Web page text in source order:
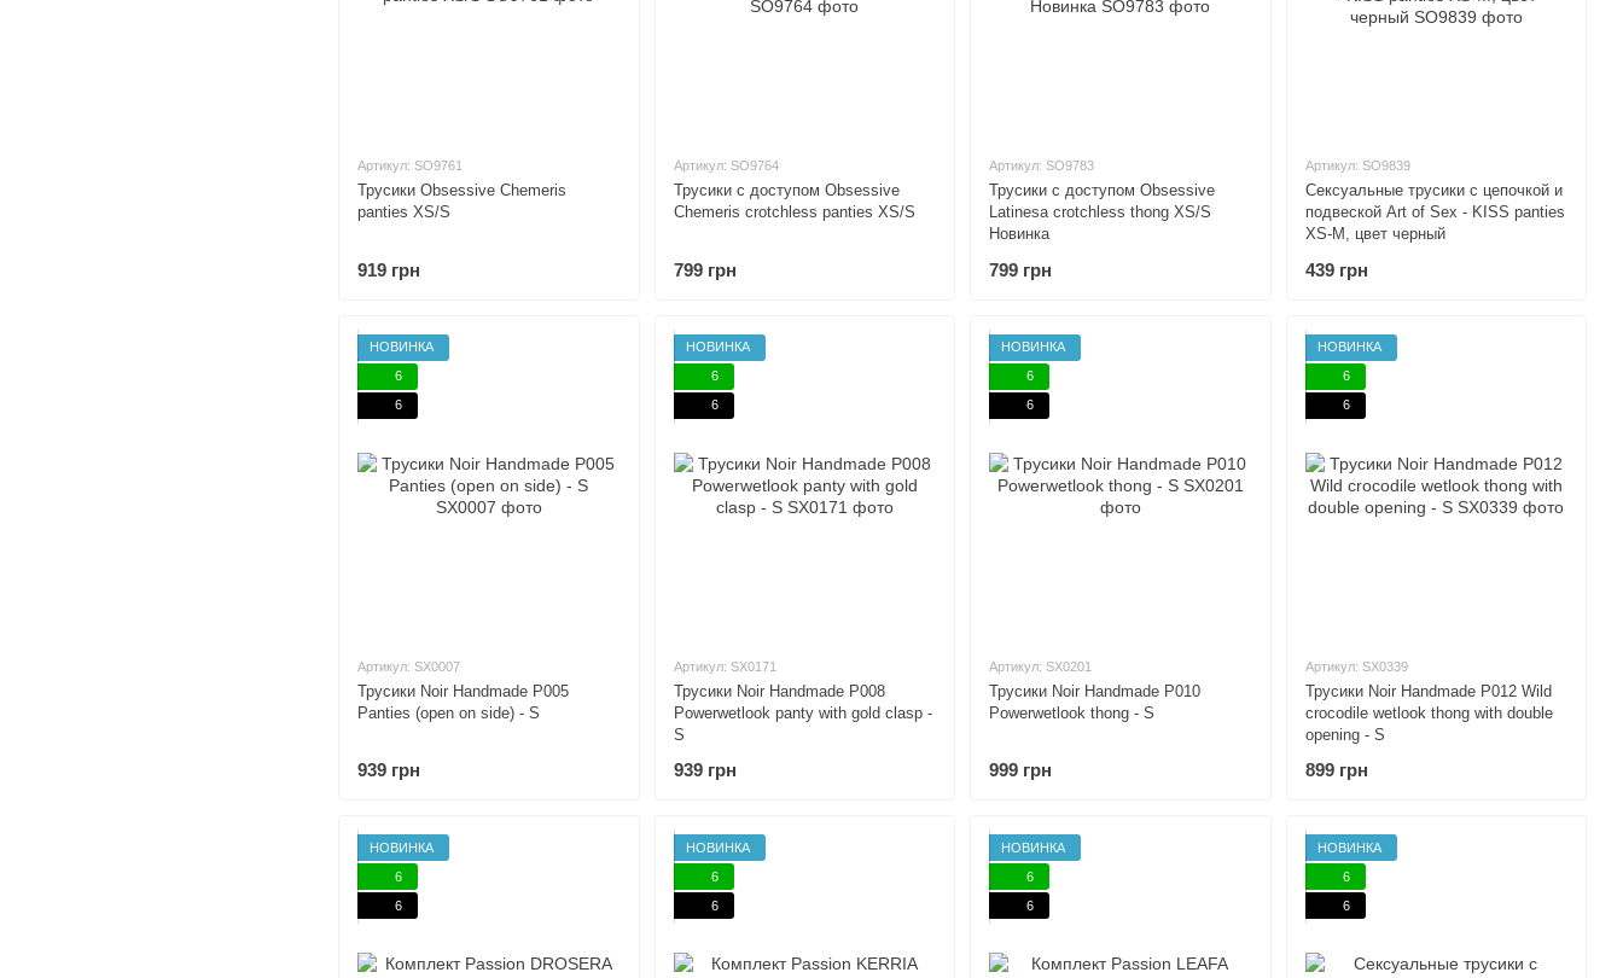
Артикул: SO9761
Трусики Obsessive Chemeris
panties XS/S
919 грн
Артикул: SO9764
Трусики с доступом Obsessive
Chemeris crotchless panties XS/S
799 грн
Артикул: SO9783
Трусики с доступом Obsessive
Latinesa crotchless thong XS/S
Новинка
799 грн
Артикул: SO9839
Сексуальные трусики с цепочкой и
подвеской Art of Sex - KISS panties
XS-M, цвет черный
439 грн
НОВИНКА
6
6
Артикул: SX0007
Трусики Noir Handmade P005
Panties (open on side) - S
939 грн
НОВИНКА
6
6
Артикул: SX0171
Трусики Noir Handmade P008
Powerwetlook panty with gold clasp -
S
939 грн
НОВИНКА
6
6
Артикул: SX0201
Трусики Noir Handmade P010
Powerwetlook thong - S
999 грн
НОВИНКА
6
6
Артикул: SX0339
Трусики Noir Handmade P012 Wild
crocodile wetlook thong with double
opening - S
899 грн
НОВИНКА
6
6
НОВИНКА
6
6
НОВИНКА
6
6
НОВИНКА
6
6